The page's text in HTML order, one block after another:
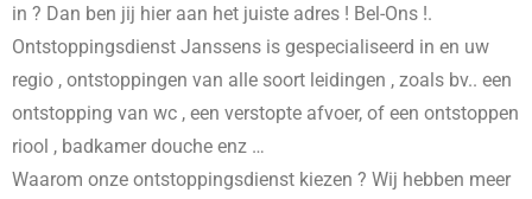
in ? Dan ben jij hier aan het juiste adres ! Bel-Ons !.
Ontstoppingsdienst Janssens is gespecialiseerd in en uw
regio , ontstoppingen van alle soort leidingen , zoals bv.. een
ontstopping van wc , een verstopte afvoer, of een ontstoppen
riool , badkamer douche enz …
Waarom onze ontstoppingsdienst kiezen ? Wij hebben meer